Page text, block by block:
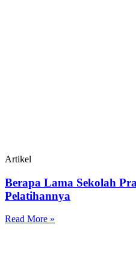
Artikel
Berapa Lama Sekolah
Pelatihannya
Read More »